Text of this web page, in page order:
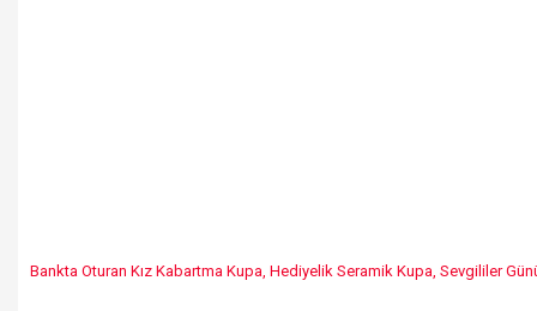
Bankta Oturan Kız Kabartma Kupa, Hediyelik Seramik Kupa, Sevgililer